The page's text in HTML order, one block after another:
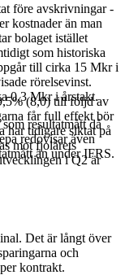
före avskrivningar -
kostnader än man
bolaget istället
som historiska
till cirka 15 Mkr i
rörelsevinst.
0,3 Mkr i årstakt.
resultatmått då
redovisar även
än under IFRS.
(8,0) till följd av
får full effekt bör
har tidigare siktat på
mot fjolårets
i Q2 är
Det är långt över
och
kontrakt.